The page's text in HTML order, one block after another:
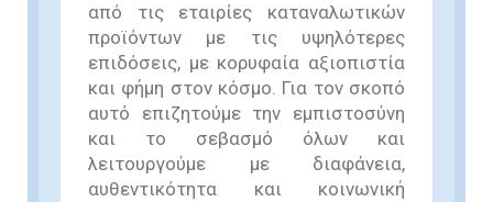
από τις εταιρίες καταναλωτικών
προϊόντων με τις υψηλότερες
επιδόσεις, με κορυφαία αξιοπιστία
και φήμη στον κόσμο. Για τον σκοπό
αυτό επιζητούμε την εμπιστοσύνη
και το σεβασμό όλων και
λειτουργούμε με διαφάνεια,
αυθεντικότητα και κοινωνική